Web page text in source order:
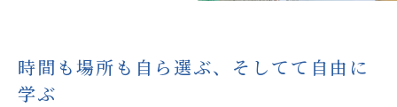
Admission
時間も場所も自ら選ぶ、そしてて自由に
学ぶ